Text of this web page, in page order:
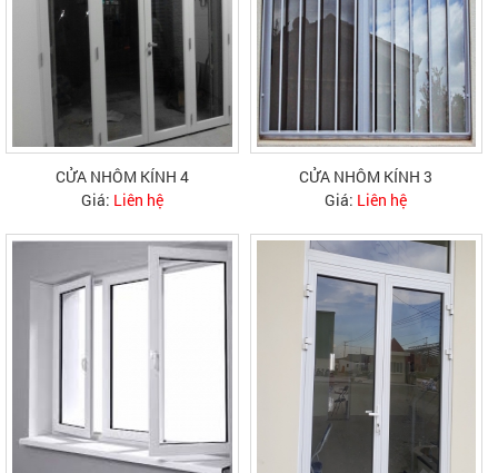
CỬA NHÔM KÍNH 4
Giá: Liên hệ
CỬA NHÔM KÍNH 3
Giá: Liên hệ